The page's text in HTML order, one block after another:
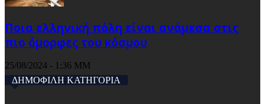
Ποια ελληνική πόλη είναι ανάμεσα στις
πιο όμορφες του κόσμου
25/08/2024 - 1:36 ΜΜ
ΔΗΜΟΦΙΛΗ ΚΑΤΗΓΟΡΙΑ